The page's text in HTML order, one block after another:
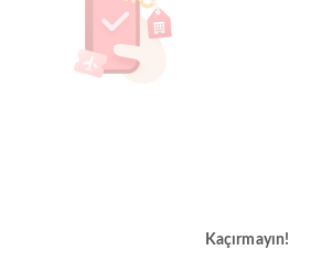
Kaçırmayın!